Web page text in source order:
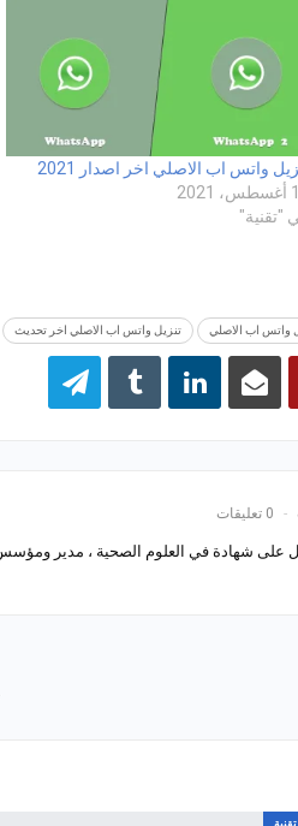
واتس اب الاصلي اخر اصدار 2021
"تقنية"
واتس اب الاصلي تنزيل واتس اب الاصلي اخر تحديث
0 تعليقات
على شهادة في العلوم الصحية ، مدير ومؤسس
تقنية